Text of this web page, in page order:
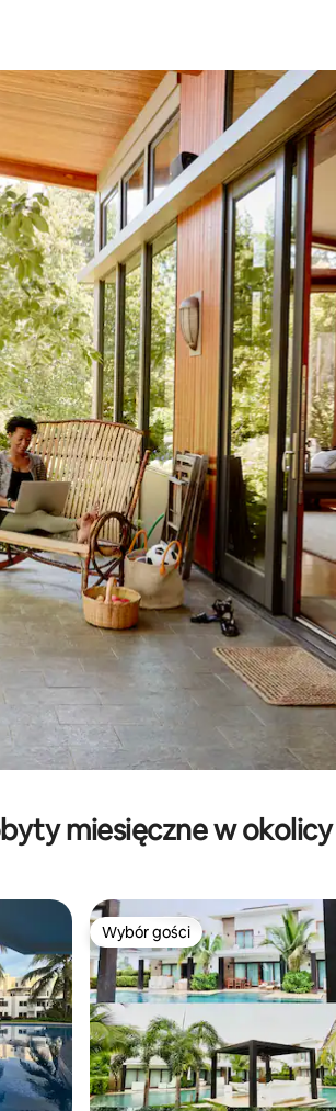
strzałek w górę i w dół lub przeglądać je
miesięczne w okolicy
Wybór gości
Wybór gości